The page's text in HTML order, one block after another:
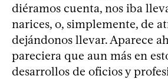
diéramos cuenta, nos iba
narices, o, simplemente, de
dejándonos llevar. Aparece
pareciera que aun más en
desarrollos de oficios y